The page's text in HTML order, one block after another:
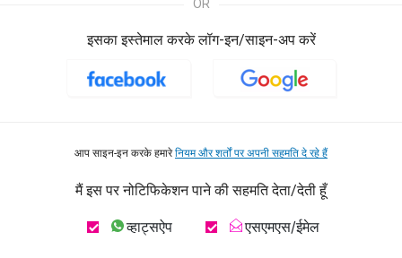
OR
इसका इस्तेमाल करके लॉग-इन/साइन-अप करें
आप साइन-इन करके हमारेनियम और शर्तों पर अपनी सहमति दे रहे हैं
मैं इस पर नोटिफिकेशन पाने की सहमति देता/देती हूँ
व्हाट्सऐप एसएमएस/ईमेल